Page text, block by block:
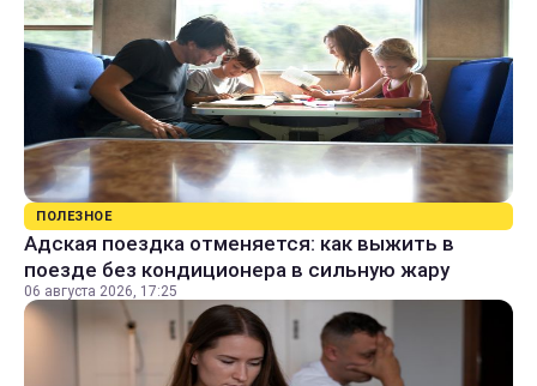
ПОЛЕЗНОЕ
Адская поездка отменяется: как выжить в
поезде без кондиционера в сильную жару
06 августа 2026, 17:25